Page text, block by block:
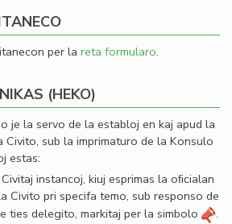
per la reta formularo.
(HEKO)
je la servo de la establoj en kaj apud la
Civito, sub la imprimaturo de la Konsulo
estas:
instancoj, kiuj esprimas la oﬁcialan
Civito pri specifa temo, sub responso de
ties delegito, markitaj per la simbolo
.